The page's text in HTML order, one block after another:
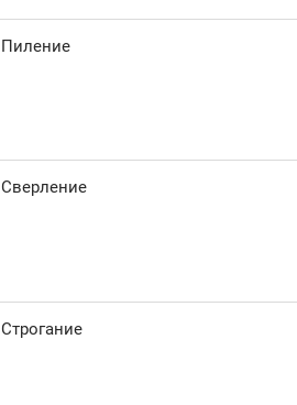
Пиление
Сверление
Строгание